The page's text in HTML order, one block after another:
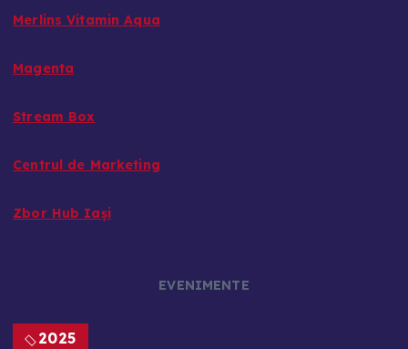
Merlins Vitamin Aqua
Magenta
Stream Box
Centrul de Marketing
Zbor Hub Iași
EVENIMENTE
2025